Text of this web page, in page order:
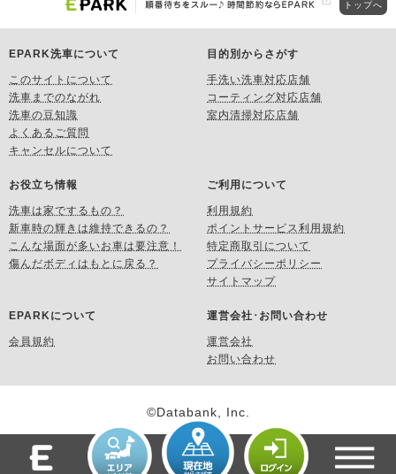
EPARK洗車について
このサイトについて
洗車までのながれ
洗車の豆知識
よくあるご質問
キャンセルについて
目的別からさがす
手洗い洗車対応店舗
コーティング対応店舗
室内清掃対応店舗
お役立ち情報
洗車は家でするもの？
新車時の輝きは維持できるの？
こんな場面が多いお車は要注意！
傷んだボディはもとに戻る？
ご利用について
利用規約
ポイントサービス利用規約
特定商取引について
プライバシーポリシー
サイトマップ
EPARKについて
会員規約
運営会社･お問い合わせ
運営会社
お問い合わせ
©Databank, Inc.
トップへ